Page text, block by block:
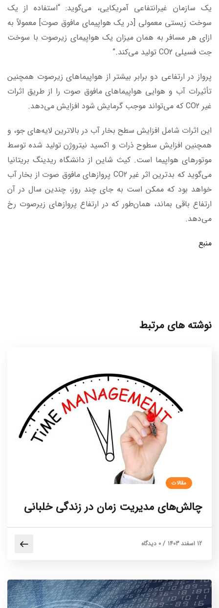
یک سازمان غیرانتفاعی آمریکایی، می‌گوید: “استفاده از یک
سوخت زیستی معمولی [در یک هواپیمای مافوق صوت] معمولاً به
ازای هر مسافر به همان میزان یک هواپیمای زیرصوت با سوخت
جت فسیلی CO2 تولید می‌کند.”
پرواز در ارتفاعی دو برابر بیشتر از هواپیماهای زیرصوت همچنین
تأثیرات آب و هوایی هواپیماهای مافوق صوت را از طریق اثرات
غیر CO2 که می‌تواند موجب گرمایش شود افزایش می‌دهد.
این اثرات شامل افزایش سطح بخار آب در بالاترین لایه‌های جو، و
همچنین افزایش سطوح ذرات و اکسید نیتروژن تولید شده توسط
موتورهای هواپیما است. کیث شاین از دانشگاه ریدینگ بریتانیا
می‌گوید که بدترین اثر غیر CO2 پروازهای مافوق صوت از بخار آب
خواهد بود که ممکن است به جای چند روز، چندین سال در آن
ارتفاع باقی بماند، همان‌طور که در ارتفاع پروازهای زیرصوت رخ
می‌دهد.
منبع
نوشته های مرتبط
مقالات
چالش‌های مدیریت زمان در زندگی خلبانی
12 اسفند 1403 / 0 دیدگاه